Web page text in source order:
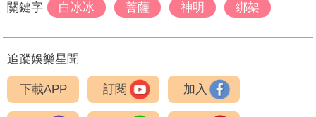
關鍵字 白冰冰 菩薩 神明 綁架
追蹤娛樂星聞
下載APP 訂閱 加入